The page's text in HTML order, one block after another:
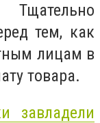
тем, как
лицам в
товара.
завладели